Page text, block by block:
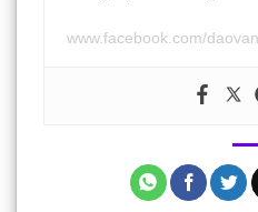
www.facebook.com/